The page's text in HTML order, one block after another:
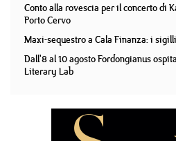
Conto alla rovescia per il concerto di
Porto Cervo
Maxi-sequestro a Cala Finanza: i
Dall'8 al 10 agosto Fordongianus
Literary Lab